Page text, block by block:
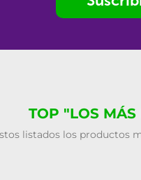
TOP "LOS MÁS
listados los productos